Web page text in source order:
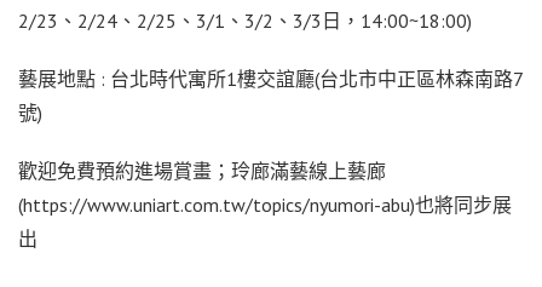
2/23、2/24、2/25、3/1、3/2、3/3日，14:00~18:00)
藝展地點 : 台北時代寓所1樓交誼廳(台北市中正區林森南路7
號)
歡迎免費預約進場賞畫；玲廊滿藝線上藝廊
(https://www.uniart.com.tw/topics/nyumori-abu)也將同步展
出